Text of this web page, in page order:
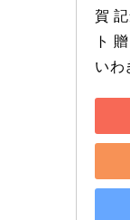
賀
ト
いわ